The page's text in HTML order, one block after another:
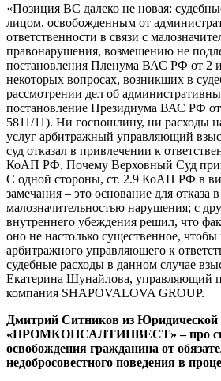
«Позиция ВС далеко не новая:
лицом, освобожденным от
ответственности в связи с
правонарушения, возмещению не
постановления Пленума ВАС РФ от 2
некоторых вопросах, возникших в
рассмотрении дел об
постановление Президиума ВАС РФ от
5811/11). Ни госпошлину, ни расходы
услуг арбитражный управляющий
суд отказал в привлечении к
КоАП РФ. Почему Верховный Суд
С одной стороны, ст. 2.9 КоАП РФ в
замечания – это основание для отказа
малозначительностью нарушения; с
внутреннего убеждения решил, что
оно не настолько существенное, чтобы
арбитражного управляющего к
судебные расходы в данном случае
Екатерина Шунайлова, управляющий
компания SHAPOVALOVA GROUP.
Дмитрий Ситников из Юридической
«ПРОМКОНСАЛТИНВЕСТ» – про
освобождения гражданина от
недобросовестного поведения в